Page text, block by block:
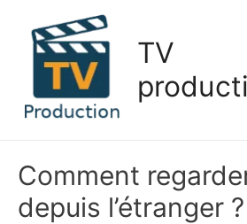
contenu
TV
Comment
depuis l’étranger ?